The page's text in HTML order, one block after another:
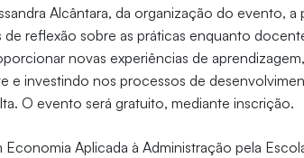
Alcântara, da organização do evento, a
reflexão sobre as práticas enquanto
novas experiências de
e investindo nos processos de
O evento será gratuito, mediante inscrição.
Aplicada à Administração pela